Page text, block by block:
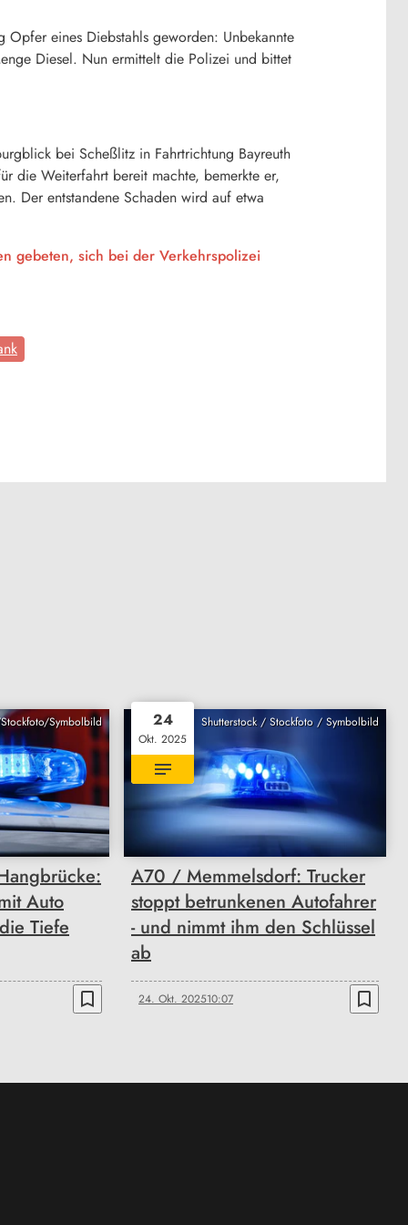
eines Diebstahls geworden: Unbekannte
Diesel. Nun ermittelt die Polizei und bittet
bei Scheßlitz in Fahrtrichtung Bayreuth
die Weiterfahrt bereit machte, bemerkte er,
Der entstandene Schaden wird auf etwa
gebeten, sich bei der Verkehrspolizei
Symbolbild
Auto
Tiefe
bookmark_border
Shutterstock / Stockfoto / Symbolbild
24
Okt. 2025
A70 / Memmelsdorf: Trucker
stoppt betrunkenen Autofahrer
- und nimmt ihm den Schlüssel
ab
24. Okt. 202510:07 bookmark_border